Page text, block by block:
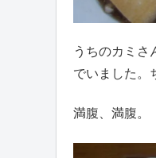
うちのカミさ
でいました。
満腹、満腹。